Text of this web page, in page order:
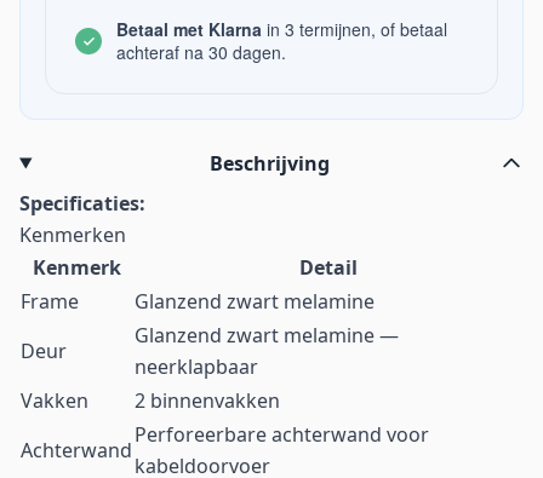
Betaal met Klarna in 3 termijnen, of betaal
achteraf na 30 dagen.
Beschrijving
Specificaties:
Kenmerken
Kenmerk
Detail
Frame
Glanzend zwart melamine
Deur
Glanzend zwart melamine —
neerklapbaar
Vakken
2 binnenvakken
Achterwand
Perforeerbare achterwand voor
kabeldoorvoer